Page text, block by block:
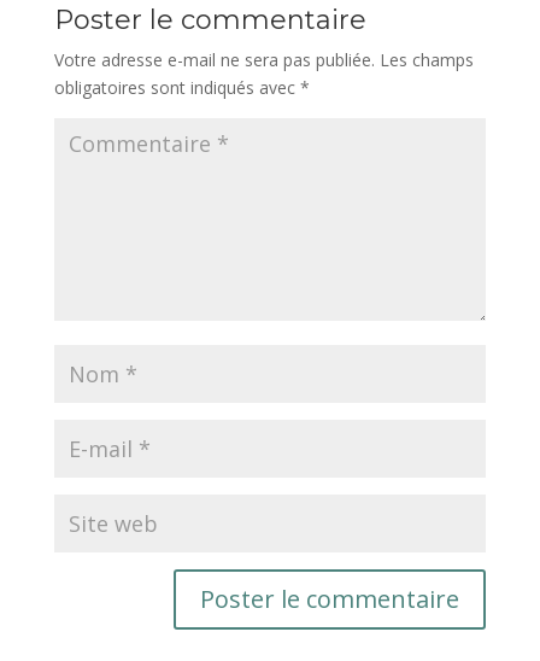
Poster le commentaire
Votre adresse e-mail ne sera pas publiée. Les champs
obligatoires sont indiqués avec *